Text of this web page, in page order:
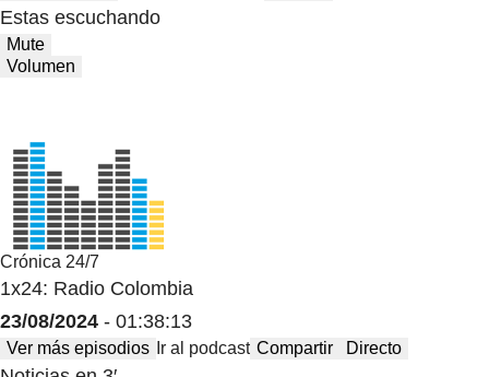
Estas escuchando
Mute
Volumen
Crónica 24/7
1x24: Radio Colombia
23/08/2024 - 01:38:13
Ver más episodios Ir al podcast Compartir Directo